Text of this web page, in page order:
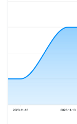
les